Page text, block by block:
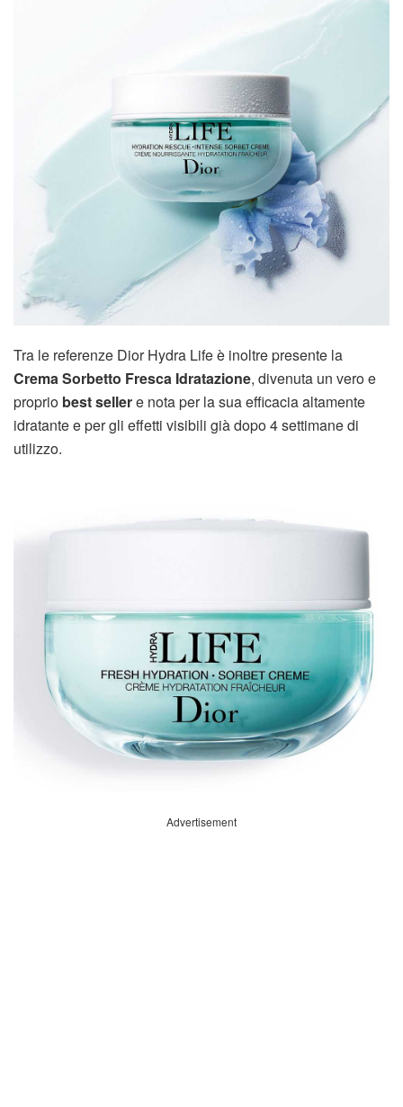
Tra le referenze Dior Hydra Life è inoltre presente la
Crema Sorbetto Fresca Idratazione, divenuta un vero e
proprio best sellere nota per la sua efficacia altamente
idratante e per gli effetti visibili già dopo 4 settimane di
utilizzo.
Advertisement